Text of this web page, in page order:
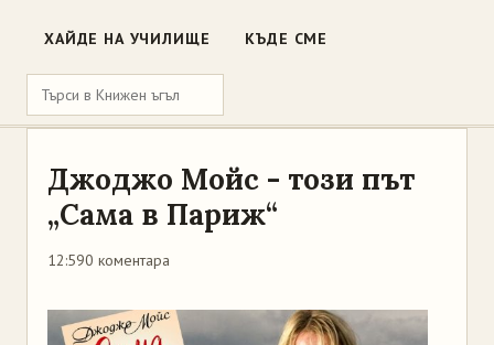
ХАЙДЕ НА УЧИЛИЩЕ КЪДЕ СМЕ
Джоджо Мойс - този път
„Сама в Париж“
12:590 коментара